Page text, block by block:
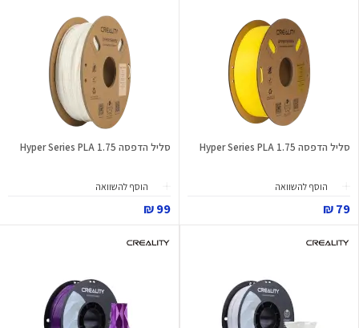
סליל הדפסה Hyper Series PLA 1.75
הוסף להשוואה
79 ₪
סליל הדפסה Hyper Series PLA 1.75
הוסף להשוואה
99 ₪